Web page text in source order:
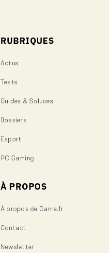
RUBRIQUES
Actus
Tests
Guides & Soluces
Dossiers
Esport
PC Gaming
À PROPOS
À propos de Game.fr
Contact
Newsletter